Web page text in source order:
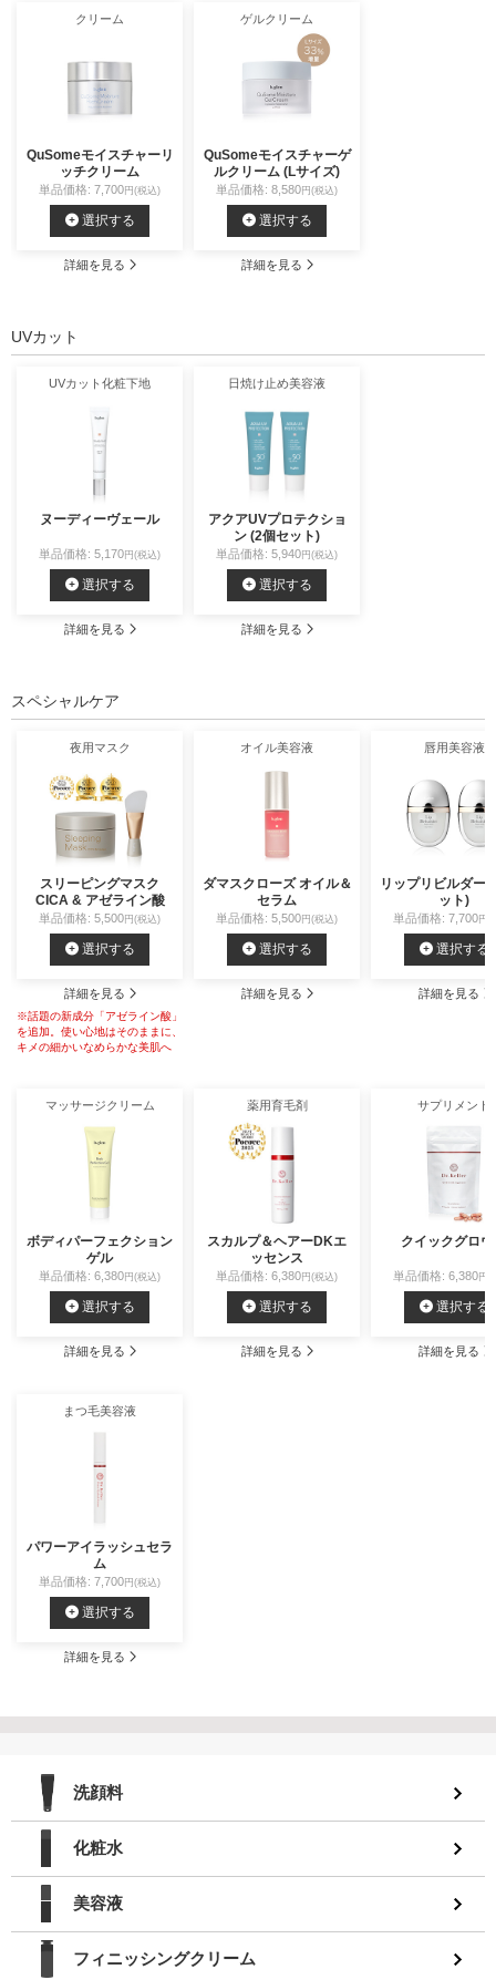
クリーム
QuSomeモイスチャーリ
ッチクリーム
単品価格: 7,700円(税込)
選択する
詳細を見る
ゲルクリーム
QuSomeモイスチャーゲ
ルクリーム (Lサイズ)
単品価格: 8,580円(税込)
選択する
詳細を見る
UVカット
UVカット化粧下地
ヌーディーヴェール
単品価格: 5,170円(税込)
選択する
詳細を見る
日焼け止め美容液
アクアUVプロテクショ
ン (2個セット)
単品価格: 5,940円(税込)
選択する
詳細を見る
スペシャルケア
夜用マスク
スリーピングマスク
CICA & アゼライン酸
単品価格: 5,500円(税込)
選択する
詳細を見る
※話題の新成分「アゼライン酸」
を追加。使い心地はそのままに、
キメの細かいなめらかな美肌へ
オイル美容液
ダマスクローズ オイル＆
セラム
単品価格: 5,500円(税込)
選択する
詳細を見る
唇用美容液
リップリビルダー
ット)
単品価格: 7,700円(
選択する
詳細を見る
マッサージクリーム
ボディパーフェクション
ゲル
単品価格: 6,380円(税込)
選択する
詳細を見る
薬用育毛剤
スカルプ＆ヘアーDKエ
ッセンス
単品価格: 6,380円(税込)
選択する
詳細を見る
サプリメント
クイックグロ
単品価格: 6,380円(
選択する
詳細を見る
まつ毛美容液
パワーアイラッシュセラ
ム
単品価格: 7,700円(税込)
選択する
詳細を見る
洗顔料
化粧水
美容液
フィニッシングクリーム